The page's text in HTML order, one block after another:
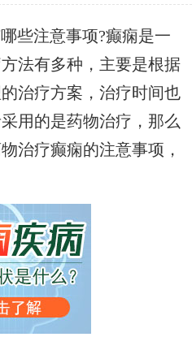
些注意事项?癫痫是一
法有多种，主要是根据
治疗方案，治疗时间也
用的是药物治疗，那么
治疗癫痫的注意事项，